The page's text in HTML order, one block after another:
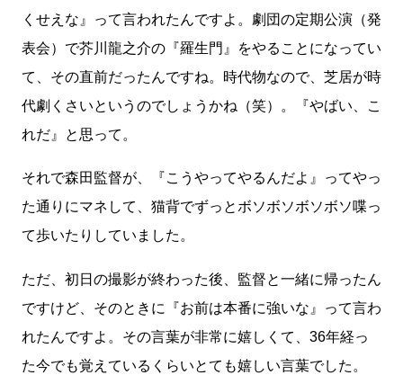
くせえな』って言われたんですよ。劇団の定期公演（発
表会）で芥川龍之介の『羅生門』をやることになってい
て、その直前だったんですね。時代物なので、芝居が時
代劇くさいというのでしょうかね（笑）。『やばい、こ
れだ』と思って。
それで森田監督が、『こうやってやるんだよ』ってやっ
た通りにマネして、猫背でずっとボソボソボソボソ喋っ
て歩いたりしていました。
ただ、初日の撮影が終わった後、監督と一緒に帰ったん
ですけど、そのときに『お前は本番に強いな』って言わ
れたんですよ。その言葉が非常に嬉しくて、36年経っ
た今でも覚えているくらいとても嬉しい言葉でした。